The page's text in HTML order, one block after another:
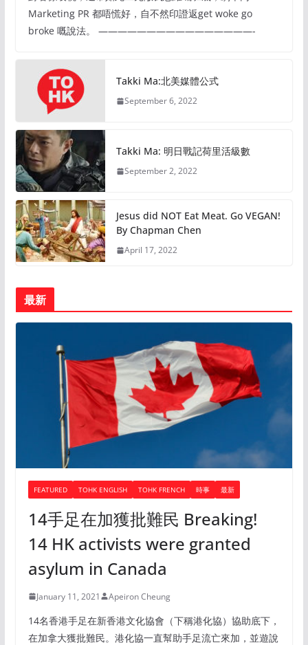
Marketing PR 都唔慌好，自不然印證返get woke go
broke 嘅說法。 ————————————————-
Takki Ma:北美媒體公式
September 6, 2022
Takki Ma: 明日戰記荷里活級數
September 2, 2022
Jesus did NOT Eat Meat. Go VEGAN!
By Chapman Chen
April 17, 2022
最新
FEATURED TOHK ENGLISH TOHK FRENCH 時事 最新
14手足在加獲批難民 Breaking!
14 HK activists were granted
asylum in Canada
January 11, 2021 Apeiron Cheung
14名香港手足在新香港文化協會（下稱港化協）協助底下，
在加拿大獲批難民。港化協一直幫助手足流亡來加，並遊說